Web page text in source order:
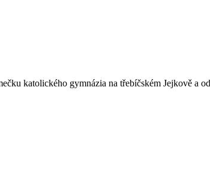
katolického gymnázia na třebíčském Jejkově a